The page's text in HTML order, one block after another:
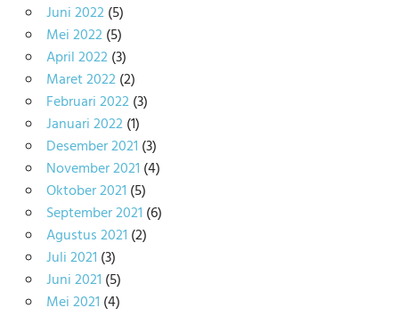
Juni 2022(5)
Mei 2022(5)
April 2022(3)
Maret 2022(2)
Februari 2022(3)
Januari 2022(1)
Desember 2021 (3)
November 2021 (4)
Oktober 2021 (5)
September 2021 (6)
Agustus 2021 (2)
Juli 2021 (3)
Juni 2021 (5)
Mei 2021 (4)